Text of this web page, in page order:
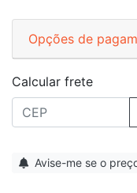
Opções de
Calcular frete
Avise-me se o